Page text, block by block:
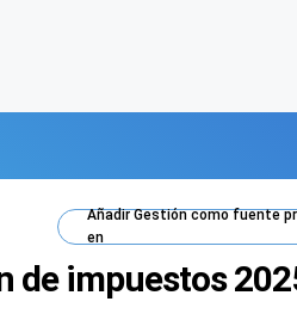
AñadirGestióncomo fuente
en
de impuestos